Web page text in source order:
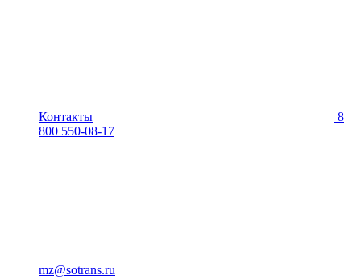
Контакты
8
800 550-08-17
mz@sotrans.ru